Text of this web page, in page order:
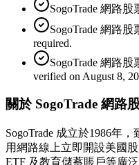
SogoTrade 網路股
SogoTrade 網路股
required.
SogoTrade 網路股
verified on August 8,
關於 SogoTrade 網路
SogoTrade 成立於1986年
用網路線上立即開設美國
ETF 及教育儲蓄賬戶等廣